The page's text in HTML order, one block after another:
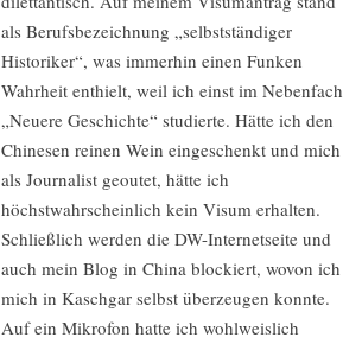
als Berufsbezeichnung „selbstständiger
Historiker“, was immerhin einen Funken
Wahrheit enthielt, weil ich einst im Nebenfach
„Neuere Geschichte“ studierte. Hätte ich den
Chinesen reinen Wein eingeschenkt und mich
als Journalist geoutet, hätte ich
höchstwahrscheinlich kein Visum erhalten.
Schließlich werden die DW-Internetseite und
auch mein Blog in China blockiert, wovon ich
mich in Kaschgar selbst überzeugen konnte.
Auf ein Mikrofon hatte ich wohlweislich